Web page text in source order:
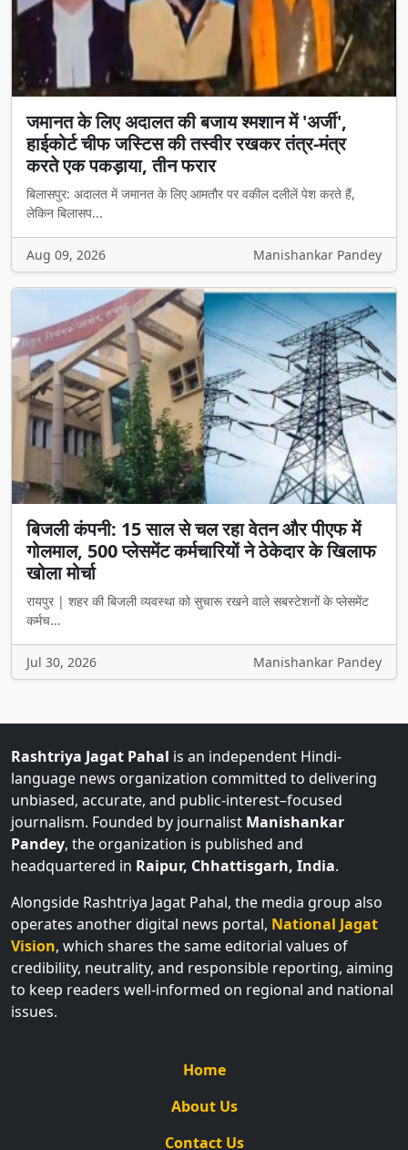
जमानत के लिए अदालत की बजाय श्मशान में 'अर्जी',
हाईकोर्ट चीफ जस्टिस की तस्वीर रखकर तंत्र-मंत्र
करते एक पकड़ाया, तीन फरार
बिलासपुर: अदालत में जमानत के लिए आमतौर पर वकील दलीलें पेश करते हैं,
लेकिन बिलासप...
Aug 09, 2026 Manishankar Pandey
बिजली कंपनी: 15 साल से चल रहा वेतन और पीएफ में
गोलमाल, 500 प्लेसमेंट कर्मचारियों ने ठेकेदार के खिलाफ
खोला मोर्चा
रायपुर | शहर की बिजली व्यवस्था को सुचारू रखने वाले सबस्टेशनों के प्लेसमेंट
कर्मच...
Jul 30, 2026 Manishankar Pandey
Rashtriya Jagat Pahal is an independent Hindi-
language news organization committed to delivering
unbiased, accurate, and public-interest–focused
journalism. Founded by journalist Manishankar
Pandey, the organization is published and
headquartered in Raipur, Chhattisgarh, India.
Alongside Rashtriya Jagat Pahal, the media group also
operates another digital news portal, National Jagat
Vision, which shares the same editorial values of
credibility, neutrality, and responsible reporting, aiming
to keep readers well-informed on regional and national
issues.
Home
About Us
Contact Us